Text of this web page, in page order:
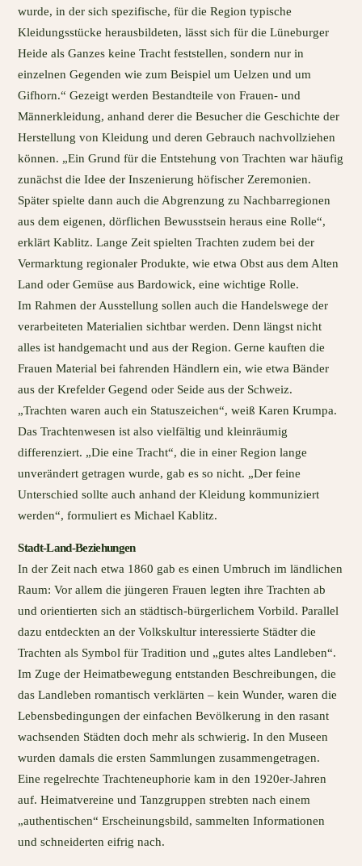
wurde, in der sich spezifische, für die Region typische
Kleidungsstücke herausbildeten, lässt sich für die Lüneburger
Heide als Ganzes keine Tracht feststellen, sondern nur in
einzelnen Gegenden wie zum Beispiel um Uelzen und um
Gifhorn.“ Gezeigt werden Bestandteile von Frauen- und
Männerkleidung, anhand derer die Besucher die Geschichte der
Herstellung von Kleidung und deren Gebrauch nachvollziehen
können. „Ein Grund für die Entstehung von Trachten war häufig
zunächst die Idee der Inszenierung höfischer Zeremonien.
Später spielte dann auch die Abgrenzung zu Nachbarregionen
aus dem eigenen, dörflichen Bewusstsein heraus eine Rolle“,
erklärt Kablitz. Lange Zeit spielten Trachten zudem bei der
Vermarktung regionaler Produkte, wie etwa Obst aus dem Alten
Land oder Gemüse aus Bardowick, eine wichtige Rolle.
Im Rahmen der Ausstellung sollen auch die Handelswege der
verarbeiteten Materialien sichtbar werden. Denn längst nicht
alles ist handgemacht und aus der Region. Gerne kauften die
Frauen Material bei fahrenden Händlern ein, wie etwa Bänder
aus der Krefelder Gegend oder Seide aus der Schweiz.
„Trachten waren auch ein Statuszeichen“, weiß Karen Krumpa.
Das Trachtenwesen ist also vielfältig und kleinräumig
differenziert. „Die eine Tracht“, die in einer Region lange
unverändert getragen wurde, gab es so nicht. „Der feine
Unterschied sollte auch anhand der Kleidung kommuniziert
werden“, formuliert es Michael Kablitz.
Stadt-Land-Beziehungen
In der Zeit nach etwa 1860 gab es einen Umbruch im ländlichen
Raum: Vor allem die jüngeren Frauen legten ihre Trachten ab
und orientierten sich an städtisch-bürgerlichem Vorbild. Parallel
dazu entdeckten an der Volkskultur interessierte Städter die
Trachten als Symbol für Tradition und „gutes altes Landleben“.
Im Zuge der Heimatbewegung entstanden Beschreibungen, die
das Landleben romantisch verklärten – kein Wunder, waren die
Lebensbedingungen der einfachen Bevölkerung in den rasant
wachsenden Städten doch mehr als schwierig. In den Museen
wurden damals die ersten Sammlungen zusammengetragen.
Eine regelrechte Trachteneuphorie kam in den 1920er-Jahren
auf. Heimatvereine und Tanzgruppen strebten nach einem
„authentischen“ Erscheinungsbild, sammelten Informationen
und schneiderten eifrig nach.